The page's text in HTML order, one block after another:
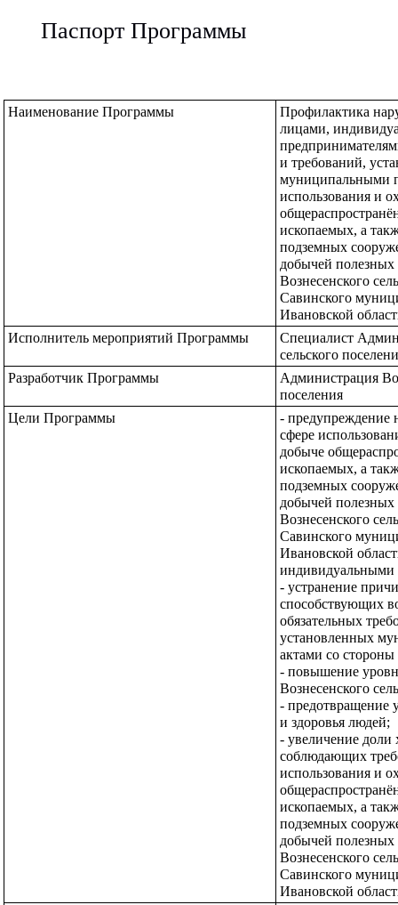
Паспорт Программы
Наименование Программы
Профилактика
лицами,
и требований,
муниципальными
использования и
ископаемых, а
подземных
добычей
Вознесенского
Савинского
Ивановской
Исполнитель мероприятий Программы
Специалист
сельского
Разработчик Программы
Администрация
поселения
Цели Программы
- предупреждение
сфере
добыче
ископаемых, а
подземных
добычей
Вознесенского
Савинского
Ивановской
индивидуальными
- устранение
способствующих
обязательных
установленных
актами со
- повышение
Вознесенского
- предотвращение
и здоровья людей;
- увеличение доли
соблюдающих
использования и
ископаемых, а
подземных
добычей
Вознесенского
Савинского
Ивановской